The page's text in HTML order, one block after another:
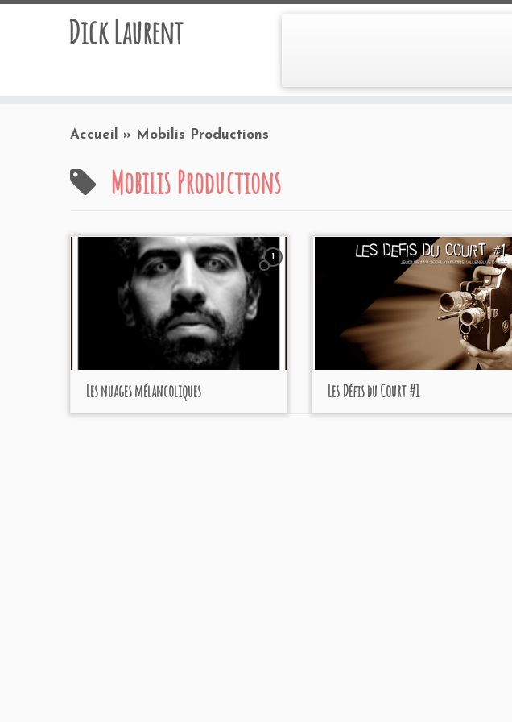
Dick Laurent
Accueil » Mobilis Productions
Mobilis Productions
1
Les nuages mélancoliques
Programmation 2004au Kino-
Ciné à Villeneuve d'Ascq
Les Défis du Court #1